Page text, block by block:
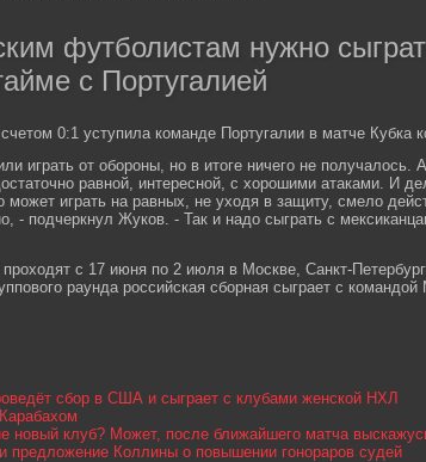
футболистам нужно
с Португалией
0:1 уступила команде Португалии в матче Кубка
играть от обороны, но в итоге ничего не получалось.
равной, интересной, с хорошими атаками. И
может играть на равных, не уходя в защиту, смело
- подчеркнул Жуков. - Так и надо сыграть с
с 17 июня по 2 июля в Москве, Санкт-
раунда российская сборная сыграет с
сбор в США и сыграет с клубами женской НХЛ
новый клуб? Может, после ближайшего матча
предложение Коллины о повышении гонораров судей